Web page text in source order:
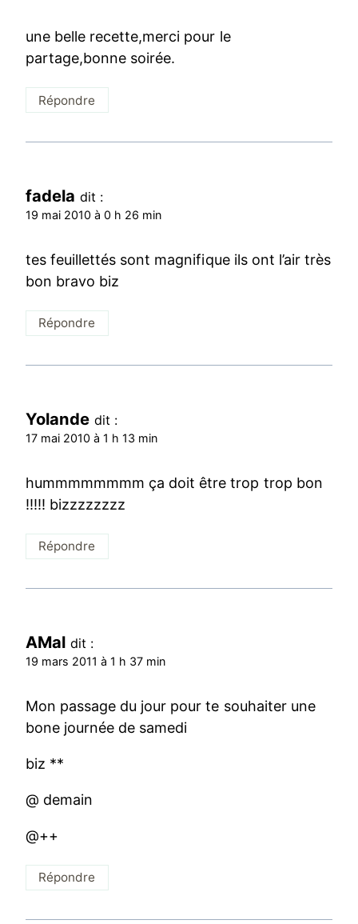
une belle recette,merci pour le
partage,bonne soirée.
Répondre
fadela dit :
19 mai 2010 à 0 h 26 min
tes feuillettés sont magnifique ils ont l’air très
bon bravo biz
Répondre
Yolande dit :
17 mai 2010 à 1 h 13 min
hummmmmmmm ça doit être trop trop bon
!!!!! bizzzzzzzz
Répondre
AMal dit :
19 mars 2011 à 1 h 37 min
Mon passage du jour pour te souhaiter une
bone journée de samedi
biz **
@ demain
@++
Répondre